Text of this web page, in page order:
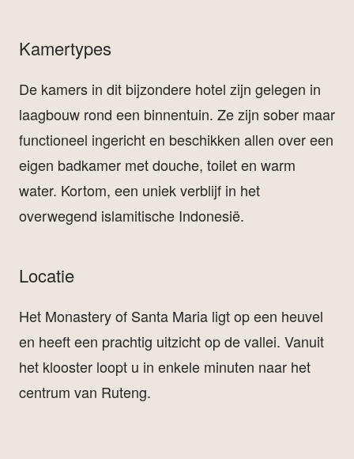
Kamertypes
De kamers in dit bijzondere hotel zijn gelegen in
laagbouw rond een binnentuin. Ze zijn sober maar
functioneel ingericht en beschikken allen over een
eigen badkamer met douche, toilet en warm
water. Kortom, een uniek verblijf in het
overwegend islamitische Indonesië.
Locatie
Het Monastery of Santa Maria ligt op een heuvel
en heeft een prachtig uitzicht op de vallei. Vanuit
het klooster loopt u in enkele minuten naar het
centrum van Ruteng.